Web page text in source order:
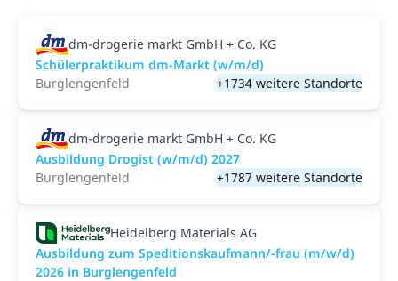
dm-drogerie markt GmbH + Co. KG
Schülerpraktikum dm-Markt (w/m/d)
Burglengenfeld
+1734 weitere Standorte
dm-drogerie markt GmbH + Co. KG
Ausbildung Drogist (w/m/d) 2027
Burglengenfeld
+1787 weitere Standorte
Heidelberg Materials AG
Ausbildung zum Speditionskaufmann/-frau (m/w/d)
2026 in Burglengenfeld